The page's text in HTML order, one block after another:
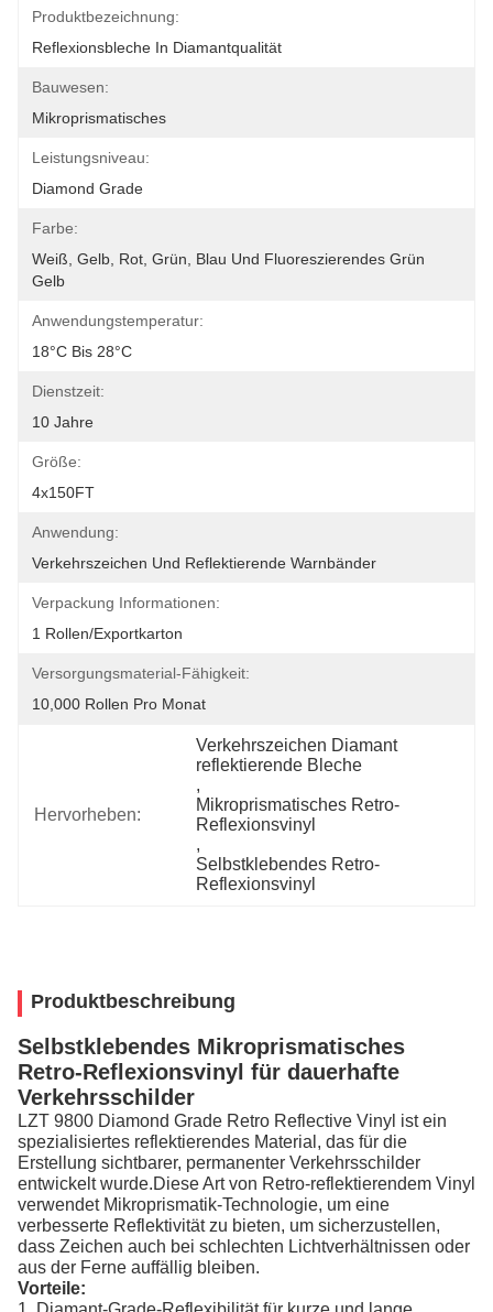
Produktbezeichnung:
Reflexionsbleche In Diamantqualität
Bauwesen:
Mikroprismatisches
Leistungsniveau:
Diamond Grade
Farbe:
Weiß, Gelb, Rot, Grün, Blau Und Fluoreszierendes Grün
Gelb
Anwendungstemperatur:
18°C Bis 28°C
Dienstzeit:
10 Jahre
Größe:
4x150FT
Anwendung:
Verkehrszeichen Und Reflektierende Warnbänder
Verpackung Informationen:
1 Rollen/Exportkarton
Versorgungsmaterial-Fähigkeit:
10,000 Rollen Pro Monat
Hervorheben:
Verkehrszeichen Diamant
reflektierende Bleche
,
Mikroprismatisches Retro-
Reflexionsvinyl
,
Selbstklebendes Retro-
Reflexionsvinyl
Produktbeschreibung
Selbstklebendes Mikroprismatisches
Retro-Reflexionsvinyl für dauerhafte
Verkehrsschilder
LZT 9800 Diamond Grade Retro Reflective Vinyl ist ein
spezialisiertes reflektierendes Material, das für die
Erstellung sichtbarer, permanenter Verkehrsschilder
entwickelt wurde.Diese Art von Retro-reflektierendem Vinyl
verwendet Mikroprismatik-Technologie, um eine
verbesserte Reflektivität zu bieten, um sicherzustellen,
dass Zeichen auch bei schlechten Lichtverhältnissen oder
aus der Ferne auffällig bleiben.
Vorteile: